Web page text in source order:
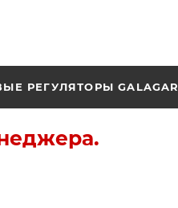
РЕГУЛЯТОРЫ GALAGAR